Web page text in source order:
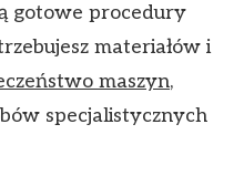
gotowe procedury
materiałów i
maszyn,
specjalistycznych